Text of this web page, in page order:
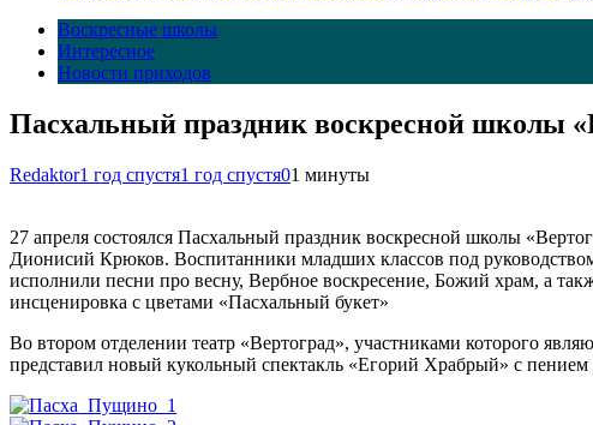
Воскресные школы
Интересное
Новости приходов
Пасхальный праздник воскресной школы
Redaktor1 год спустя1 год спустя01 минуты
27 апреля состоялся Пасхальный праздник воскресной школы
Дионисий Крюков. Воспитанники младших классов под
исполнили песни про весну, Вербное воскресение, Божий храм, а
инсценировка с цветами «Пасхальный букет»
Во втором отделении театр «Вертоград», участниками которого
представил новый кукольный спектакль «Егорий Храбрый» с